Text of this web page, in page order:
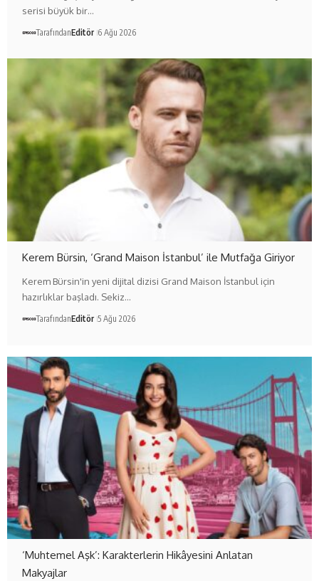
serisi büyük bir…
TarafındanEditör 6 Ağu 2026
Kerem Bürsin, ‘Grand Maison İstanbul’ ile Mutfağa Giriyor
Kerem Bürsin'in yeni dijital dizisi Grand Maison İstanbul için
hazırlıklar başladı. Sekiz…
TarafındanEditör 5 Ağu 2026
‘Muhtemel Aşk’: Karakterlerin Hikâyesini Anlatan
Makyajlar